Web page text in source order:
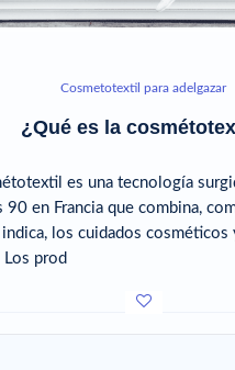
Cosmetotextil para adelgazar
¿Qué es la
es una tecnología
90 en Francia que combina,
los cuidados
prod